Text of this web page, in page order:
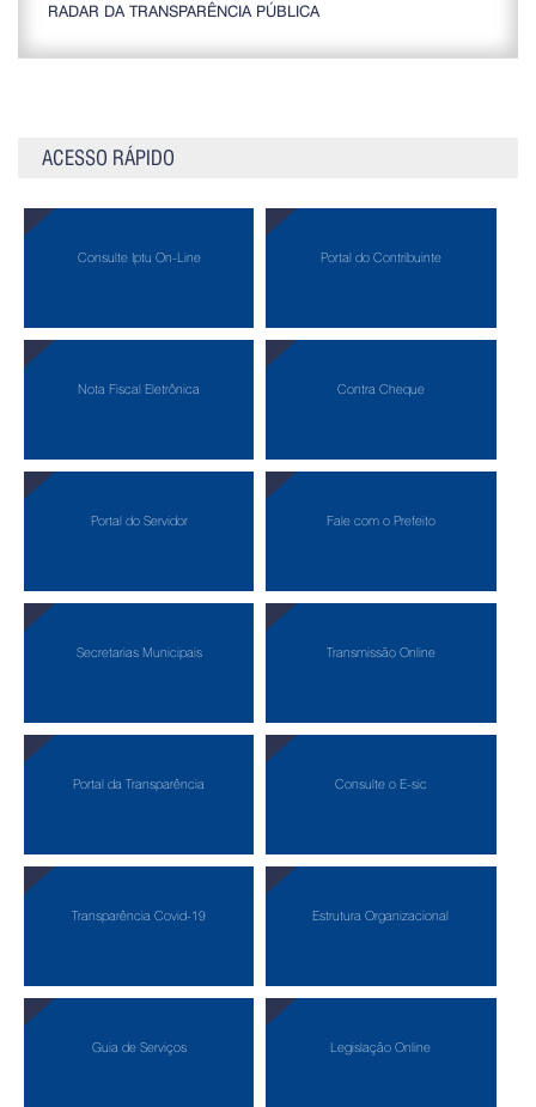
RADAR DA TRANSPARÊNCIA PÚBLICA
ACESSO RÁPIDO
Consulte Iptu On-Line Portal do Contribuinte
Nota Fiscal Eletrônica Contra Cheque
Portal do Servidor Fale com o Prefeito
Secretarias Municipais Transmissão Online
Portal da Transparência Consulte o E-sic
Transparência Covid-19 Estrutura Organizacional
Guia de Serviços Legislação Online